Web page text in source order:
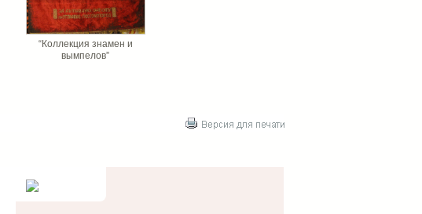
“Коллекция знамен и
вымпелов”